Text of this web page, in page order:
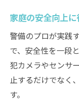
家庭の安全向上
警備のプロが実践
で、安全性を一段
犯カメラやセンサ
止するだけでなく
す。